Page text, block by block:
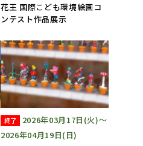
花王 国際こども環境絵画コ
ンテスト作品展示
終了
2026年03月17日(火)〜
2026年04月19日(日)